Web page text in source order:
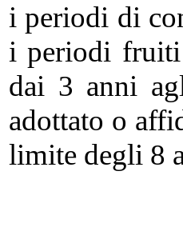
i periodi di
i periodi
dai 3 anni
adottato o
limite degli 8